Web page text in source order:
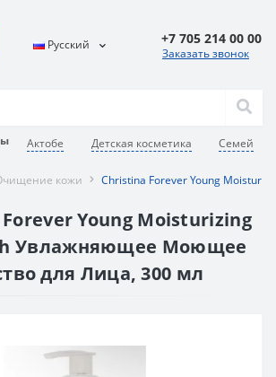
Актобе Детская косметика Семей
Русский +7 705 214 00 00
Заказать звонок
кожи Christina Forever Young
Forever Young Moisturizing
Увлажняющее Моющее
для Лица, 300 мл